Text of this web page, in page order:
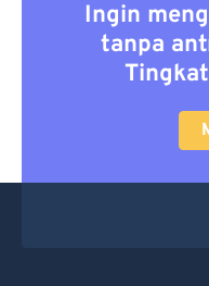
Ingin
tanpa